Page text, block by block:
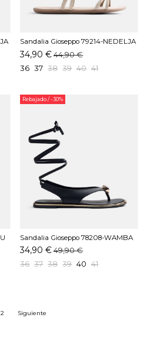
Sandalia Gioseppo 79214-NEDELJA
Blanco
34,90 € 44,90 €
36 37 38 39 40 41
Rebajado/ -30%
Sandalia Gioseppo 78208-WAMBA
Negro
34,90 € 49,90 €
36 37 38 39 40 41
2 Siguiente